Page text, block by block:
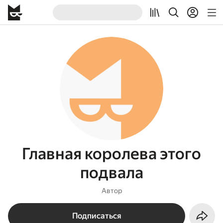
Главная королева этого
подвала
Автор
Подписаться